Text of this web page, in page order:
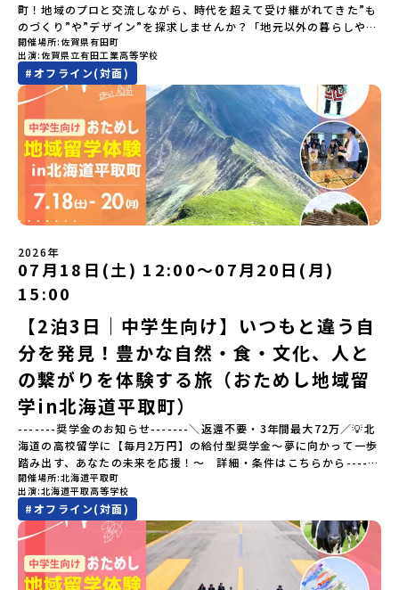
安心のサポート体制・質疑応答※各地域の詳細なプログラムは、以
下の【STEP2】個別説明会にて紹介しています。ーーーーーーーー
ーーーーーーーーーーーーーーーー💡疑問も不安もワクワクに変え
る！2つのステップ知りたいことに合わせて、2つの説明会をご活用
ください！【STEP1】全体オンライン説明会の視聴（☆上の動画で
いつでも視聴可能です） 〜まずは「おためし地域留学」を知りたい
方へ〜プログラムの全体像や魅力、サポート体制について解説しま
す。 【STEP2】個別プログラム説明会（☆順次ページを公開しま
す）〜「地域別のプログラム」を具体的に知りたい方へ〜 「現地で
は何をするの？」という疑問にお答えする説明会です。その場所な
らではのプログラムをたっぷりお伝えします！🚩現在公開中の個別
説明会はこちらから（順次公開予定）【5/7(木)】北海道平取町
【5/8(金)】熊本県芦北町▼おためし地域留学の情報▼おためし地域
体験」のプログラム開催情報を公式LINEにて配信中！ぜひご登録く
ださい♪気になることや不安な点は、LINEから気軽にご相談くださ
い。👉 【LINE登録はこちら】
町！地域のプロと交流しながら、時代を超えて受け継がれてきた”も
のづくり”や”デザイン”を探求しませんか？「地元以外の暮らしや文
化が気になる。いつか留学してみたい！」「豊かな自然と伝統文
化、町並みに興味がある！」「ものづくりやきれいなデザインが好
き！」そんな中学生のみなさんにおすすめ！「おためし地域留学体
験」は、日本全国約200の高校と連携し、地域の枠を超えて学校生活
を送る「地域みらい留学」をプチ体験できるプログラムです。はじ
めてのひとり旅でも安心！現地でもスタッフがしっかりとサポート
いたします。今回のフィールドは「佐賀県有田町（ありたちょ
う）」佐賀県の西部にある有田町は、江戸時代から400年以上続く
「窯業（ようぎょう）」の町。 窯（かま）で粘土を焼いてつくるも
のづくりが、この町の文化として今も受け継がれています。世界で
も知られる「有田焼」は、この窯業の中から生まれました。長い歴
史の中で積み重ねられてきた技術や工夫、そして“つくる人の想
い”が、この町には残っています。また、文化施設が「日本遺産」や
「日本の20世紀遺産」に認定されるなど日本を代表する伝統工芸の
町です。さらに、有田町には「日本の棚田百選」に選ばれた「岳の
棚田（たなだ）」や「名水百選」や「水源の森百選」に選ばれた
「竜門峡（りゅうもんきょう）」など、思わず立ち止まりたくなる
ような自然も広がり、歴史・文化・自然が重なり合う、“本物”に出
会える場所です。そんな歴史・文化が豊かな佐賀県有田町で実際に
町を歩きながら学ぶフィールドワークをしたり、有田焼づくりに関
わる職人、町で暮らすプロデザイナー、地元の高校で学ぶ生徒など
と交流しながら「伝統的なものづくり」や「未来のデザイン」を一
緒に探求できます。ただ体験するだけじゃなくて、 “どうしてこの形
なんだろう？” “自分だったらどんなデザインにする？” そんなふう
に考える時間も、このプログラムの大切なポイントです。ここで出
会う人や体験が、自分の「好き」や「未来」につながるかもしれま
せん。この町でしかできない、ちょっと特別な体験を、ぜひ楽しん
でみませんか？体験のおすすめポイント体験プログラム内容（予
定）＜１日目＞（PM）「オリエンテーション・自己紹介ワーク」
「有田工業高校見学」 -陶芸技術をまなぶ！「セラミック科」のま
なび場を体験 -デザインセンスをまなぶ！「デザイン科」のまなび
場を体験「フィールドワーク」 -有田の歴史ある名所巡り -有田
の歴史的な町並みを体感する「有田焼絵付けアクティビティ」 -職
開催場所 佐賀県有田町
出演 佐賀県立有田工業高等学校
#オフライン(対面)
2026年
07月18日(土) 12:00〜07月20日(月)
15:00
【2泊3日｜中学生向け】いつもと違う自
分を発見！豊かな自然・食・文化、人と
の繋がりを体験する旅（おためし地域留
学in北海道平取町）
-------奨学金のお知らせ-------＼返還不要・3年間最大72万／💡北
海道の高校留学に【毎月2万円】の給付型奨学金～夢に向かって一歩
踏み出す、あなたの未来を応援！～ 詳細・条件はこちらから------
---------------------------＜体験費・宿泊費が無料＞累計3,000万
部以上販売された大人気マンガ「ゴールデンカムイ」の実写版映画
に登場する町！北海道の「アイヌ文化継承の地」で自然や食を体験
してみませんか？「地元以外の地域の暮らしが気になる。いつか留
学してみたい！」「アイヌ文化の歴史や、マンガに登場する世界を
自分の手で探求したい！」「自然が好きでもっと触れてあそびた
い！」そんな中学生のみなさんにおすすめ！「おためし地域留学体
開催場所 北海道平取町
出演 北海道平取高等学校
#オフライン(対面)